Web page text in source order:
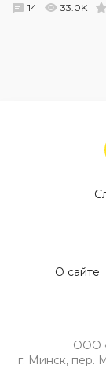
14 33.0K
О сайте
ООО
г. Минск, пер.